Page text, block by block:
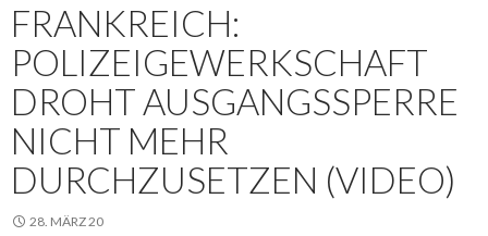
FRANKREICH:
POLIZEIGEWERKSCHAFT
DROHT AUSGANGSSPERRE
NICHT MEHR
DURCHZUSETZEN (VIDEO)
28. MÄRZ 20